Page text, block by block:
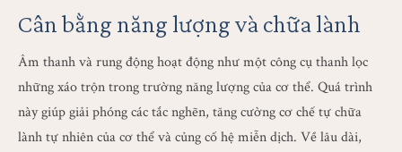
Cân bằng năng lượng và chữa lành
Âm thanh và rung động hoạt động như một công cụ thanh lọc
những xáo trộn trong trường năng lượng của cơ thể. Quá trình
này giúp giải phóng các tắc nghẽn, tăng cường cơ chế tự chữa
lành tự nhiên của cơ thể và củng cố hệ miễn dịch. Về lâu dài,